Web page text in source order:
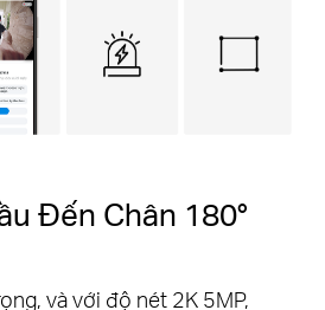
Đến Chân 180°
và với độ nét 2K 5MP,